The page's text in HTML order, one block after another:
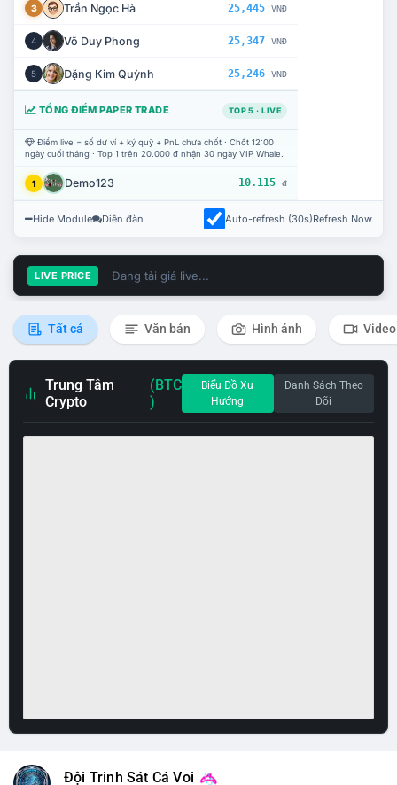
3 Trần Ngọc Hà 25,445 VNĐ
4 Võ Duy Phong 25,347 VNĐ
5 Đặng Kim Quỳnh 25,246 VNĐ
TỔNG ĐIỂM PAPER TRADE TOP 5 · LIVE
Điểm live = số dư ví + ký quỹ + PnL chưa chốt · Chốt 12:00
ngày cuối tháng · Top 1 trên 20.000 đ nhận 30 ngày VIP Whale.
1 Demo123 10.115 đ
Hide Module Diễn đàn Auto-refresh (30s)Refresh Now
LIVE PRICE Đang tải giá live...
Tất cả Văn bản Hình ảnh Video
Trung Tâm
Crypto
(BTC
)
Biểu Đồ Xu
Hướng
Danh Sách Theo
Dõi
Đội Trinh Sát Cá Voi